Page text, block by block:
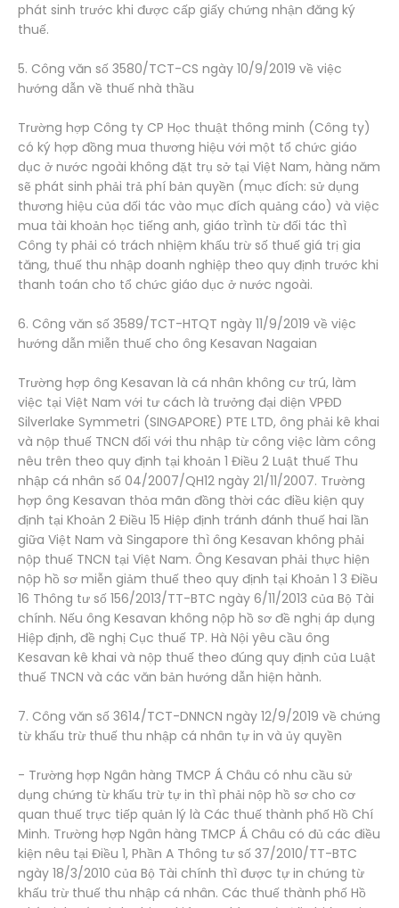
phát sinh trước khi được cấp giấy chứng nhận đăng ký
thuế.
5. Công văn số 3580/TCT-CS ngày 10/9/2019 về việc
hướng dẫn về thuế nhà thầu
Trường hợp Công ty CP Học thuật thông minh (Công ty)
có ký hợp đồng mua thương hiệu với một tổ chức giáo
dục ở nước ngoài không đặt trụ sở tại Việt Nam, hàng năm
sẽ phát sinh phải trả phí bản quyền (mục đích: sử dụng
thương hiệu của đối tác vào mục đích quảng cáo) và việc
mua tài khoản học tiếng anh, giáo trình từ đối tác thì
Công ty phải có trách nhiệm khấu trừ số thuế giá trị gia
tăng, thuế thu nhập doanh nghiệp theo quy định trước khi
thanh toán cho tổ chức giáo dục ở nước ngoài.
6. Công văn số 3589/TCT-HTQT ngày 11/9/2019 về việc
hướng dẫn miễn thuế cho ông Kesavan Nagaian
Trường hợp ông Kesavan là cá nhân không cư trú, làm
việc tại Việt Nam với tư cách là trưởng đại diện VPĐD
Silverlake Symmetri (SINGAPORE) PTE LTD, ông phải kê khai
và nộp thuế TNCN đối với thu nhập từ công việc làm công
nêu trên theo quy định tại khoản 1 Điều 2 Luật thuế Thu
nhập cá nhân số 04/2007/QH12 ngày 21/11/2007. Trường
hợp ông Kesavan thỏa mãn đồng thời các điều kiện quy
định tại Khoản 2 Điều 15 Hiệp định tránh đánh thuế hai lần
giữa Việt Nam và Singapore thì ông Kesavan không phải
nộp thuế TNCN tại Việt Nam. Ông Kesavan phải thực hiện
nộp hồ sơ miễn giảm thuế theo quy định tại Khoản 1 3 Điều
16 Thông tư số 156/2013/TT-BTC ngày 6/11/2013 của Bộ Tài
chính. Nếu ông Kesavan không nộp hồ sơ đề nghị áp dụng
Hiệp định, đề nghị Cục thuế TP. Hà Nội yêu cầu ông
Kesavan kê khai và nộp thuế theo đúng quy định của Luật
thuế TNCN và các văn bản hướng dẫn hiện hành.
7. Công văn số 3614/TCT-DNNCN ngày 12/9/2019 về chứng
từ khấu trừ thuế thu nhập cá nhân tự in và ủy quyền
- Trường hợp Ngân hàng TMCP Á Châu có nhu cầu sử
dụng chứng từ khấu trừ tự in thì phải nộp hồ sơ cho cơ
quan thuế trực tiếp quản lý là Các thuế thành phố Hồ Chí
Minh. Trường hợp Ngân hàng TMCP Á Châu có đủ các điều
kiện nêu tại Điều 1, Phần A Thông tư số 37/2010/TT-BTC
ngày 18/3/2010 của Bộ Tài chính thì được tự in chứng từ
khấu trừ thuế thu nhập cá nhân. Các thuế thành phố Hồ